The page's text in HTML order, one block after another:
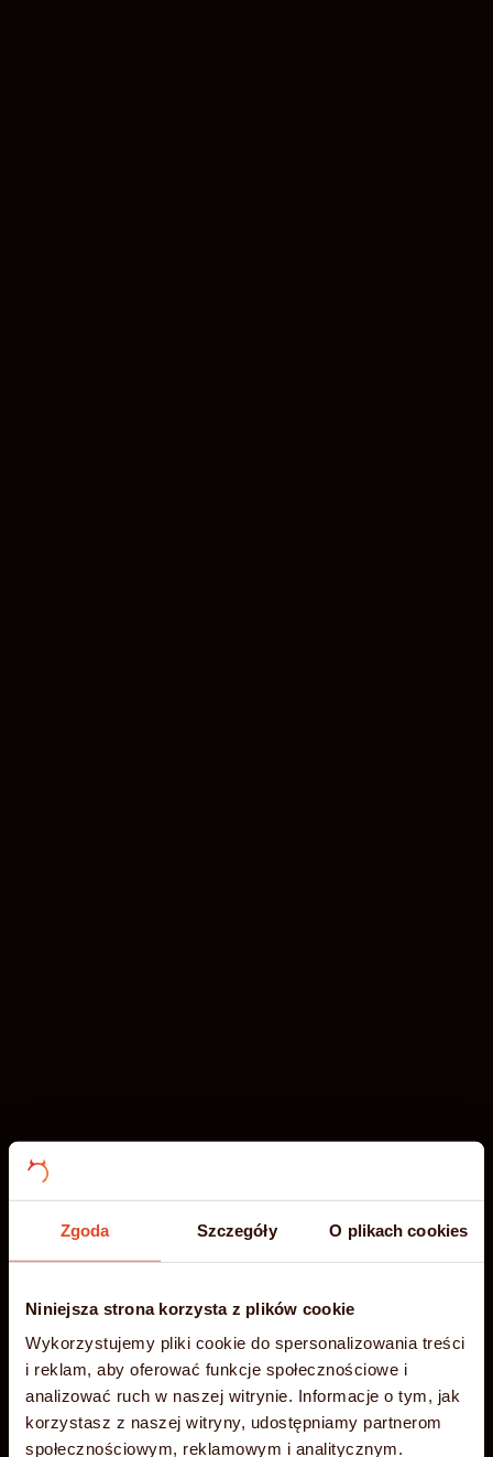
Zgoda Szczegóły O plikach cookies
Niniejsza strona korzysta z plików cookie
Wykorzystujemy pliki cookie do spersonalizowania treści
i reklam, aby oferować funkcje społecznościowe i
analizować ruch w naszej witrynie. Informacje o tym, jak
korzystasz z naszej witryny, udostępniamy partnerom
społecznościowym, reklamowym i analitycznym.
-35%
Wakacyjna
PROMOCJA
Błyskawiczny
hosting NVMe